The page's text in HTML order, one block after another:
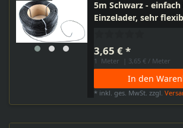
5m Schwarz -
Einzelader, sehr
3,65 € *
1 Meter | 3,65 € / Meter
In den
* inkl. ges. MwSt. zzgl.